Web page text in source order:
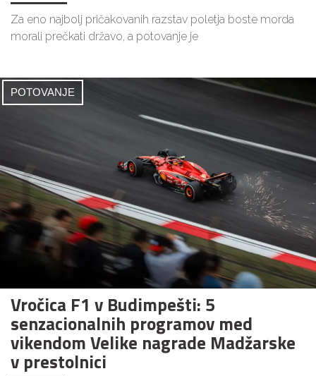
Za eno najbolj pričakovanih razstav poletja boste morda
morali prečkati državo, a potovanje je
POTOVANJE
Vročica F1 v Budimpešti: 5
senzacionalnih programov med
vikendom Velike nagrade Madžarske
v prestolnici